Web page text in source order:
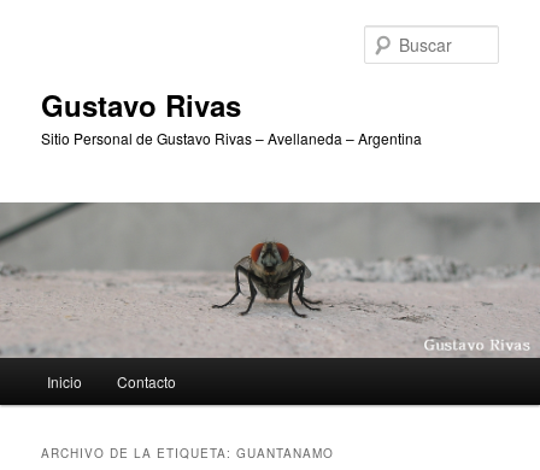
Gustavo Rivas
Sitio Personal de Gustavo Rivas – Avellaneda – Argentina
principal
Inicio Contacto
ARCHIVO DE LA ETIQUETA:GUANTANAMO